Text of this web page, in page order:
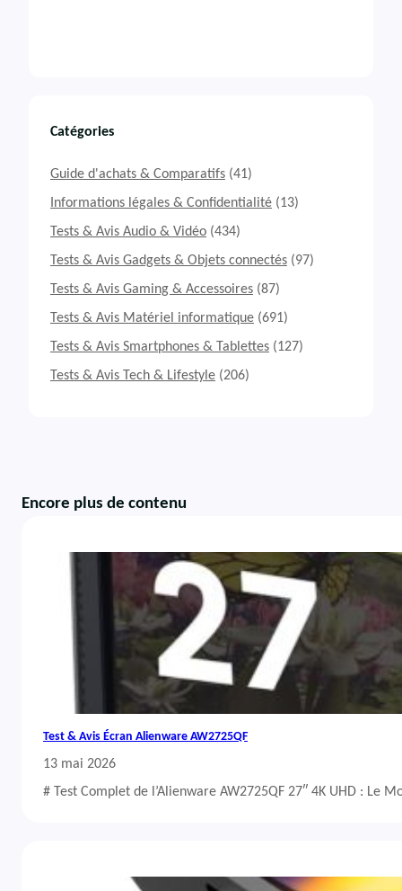
Catégories
Guide d'achats & Comparatifs (41)
Informations légales & Confidentialité (13)
Tests & Avis Audio & Vidéo (434)
Tests & Avis Gadgets & Objets connectés (97)
Tests & Avis Gaming & Accessoires (87)
Tests & Avis Matériel informatique (691)
Tests & Avis Smartphones & Tablettes (127)
Tests & Avis Tech & Lifestyle (206)
Encore plus de contenu
Test & Avis Écran Alienware AW2725QF
13 mai 2026
# Test Complet de l’Alienware AW2725QF 27″ 4K UHD : Le